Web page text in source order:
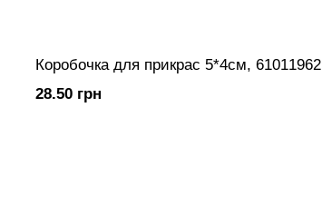
Коробочка для прикрас 5*4см, 61011962
28.50 грн